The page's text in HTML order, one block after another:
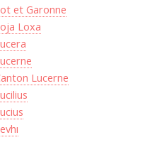
et Garonne
Loxa
Lucerne